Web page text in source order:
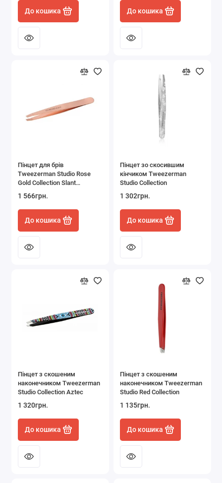
До кошика До кошика
Пінцет для брів
Tweezerman Studio Rose
Gold Collection Slant
1 566грн.
До кошика
Пінцет зо скосившим
кінчиком Tweezerman
Studio Collection
1 302грн.
До кошика
Пінцет з скошеним
наконечником Tweezerman
Studio Collection Aztec
1 320грн.
До кошика
Пінцет з скошеним
наконечником Tweezerman
Studio Red Collection
1 135грн.
До кошика